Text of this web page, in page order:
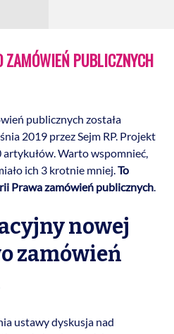
ZAMÓWIEŃ PUBLICZNYCH
publicznych została
2019 przez Sejm RP. Projekt
artykułów. Warto wspomnieć,
ich 3 krotnie mniej.To
Prawa zamówień publicznych.
nowej
zamówień
ustawy dyskusja nad